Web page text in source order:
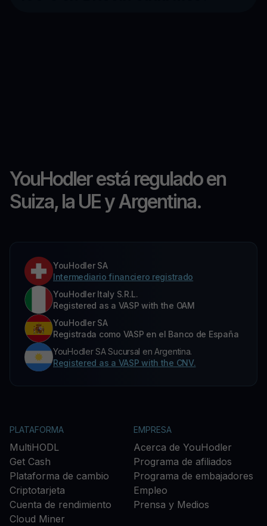
YouHodler está regulado en
Suiza, la UE y Argentina.
YouHodler SA
Intermediario financiero registrado
YouHodler Italy S.R.L.
Registered as a VASP with the OAM
YouHodler SA
Registrada como VASP en el Banco de España
YouHodler SA Sucursal en Argentina.
Registered as a VASP with the CNV.
PLATAFORMA
MultiHODL
Get Cash
Plataforma de cambio
Criptotarjeta
Cuenta de rendimiento
Cloud Miner
EMPRESA
Acerca de YouHodler
Programa de afiliados
Programa de embajadores
Empleo
Prensa y Medios